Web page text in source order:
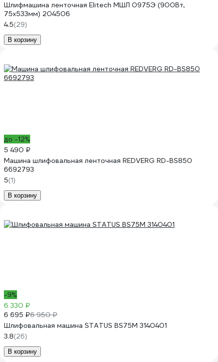
Шлифмашина ленточная Elitech МШЛ 0975Э (900Вт,
75х533мм) 204506
4.5(29)
В корзину
до -12%
5 490 ₽
Машина шлифовальная ленточная REDVERG RD-BS850
6692793
5(1)
В корзину
-9%
6 330 ₽
6 695 ₽6 950 ₽
Шлифовальная машина STATUS BS75M 3140401
3.8(26)
В корзину